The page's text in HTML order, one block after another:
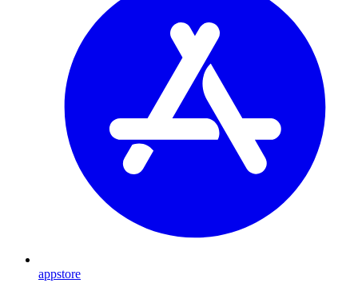
appstore